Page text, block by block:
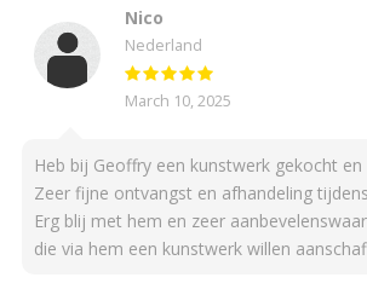
Nico
Nederland
March 10, 2025
Heb bij Geoffry een kunstwerk gekocht en
Zeer fijne ontvangst en afhandeling
Erg blij met hem en zeer
die via hem een kunstwerk willen